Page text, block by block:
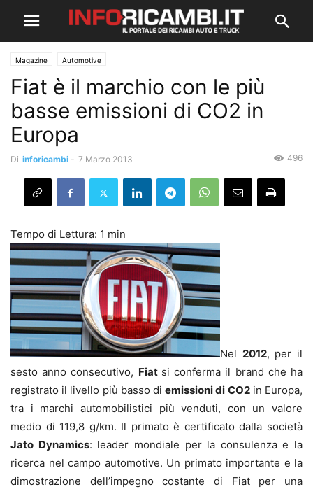
Magazine Automotive
Fiat è il marchio con le più
basse emissioni di CO2 in
Europa
Di inforicambi - 7 Marzo 2013 496
Nel 2012, per il
sesto anno consecutivo, Fiat si conferma il brand che ha
registrato il livello più basso diemissioni di CO2in Europa,
tra i marchi automobilistici più venduti, con un valore
medio di 119,8 g/km. Il primato è certificato dalla società
Jato Dynamics: leader mondiale per la consulenza e la
ricerca nel campo automotive. Un primato importante e la
dimostrazione dell’impegno costante di Fiat per una